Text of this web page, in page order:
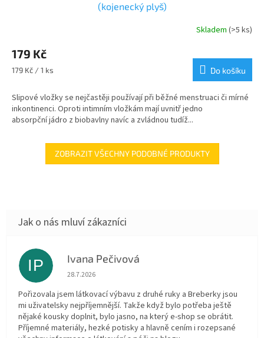
(kojenecký plyš)
Skladem (>5 ks)
179 Kč
Měrná
179 Kč / 1 ks Do košíku
Slipové vložky se nejčastěji používají při běžné menstruaci či mírné
inkontinenci. Oproti intimním vložkám mají uvnitř jedno
absorpční jádro z biobavlny navíc a zvládnou tudíž...
ZOBRAZIT VŠECHNY PODOBNÉ PRODUKTY
IP Ivana Pečivová
Hodnocení obchodu je 5 z 5 hvězdiček.
28.7.2026
Pořizovala jsem látkovací výbavu z druhé ruky a Breberky jsou
mi uživatelsky nejpříjemnější. Takže když bylo potřeba ještě
nějaké kousky doplnit, bylo jasno, na který e-shop se obrátit.
Příjemné materiály, hezké potisky a hlavně cením i rozepsané